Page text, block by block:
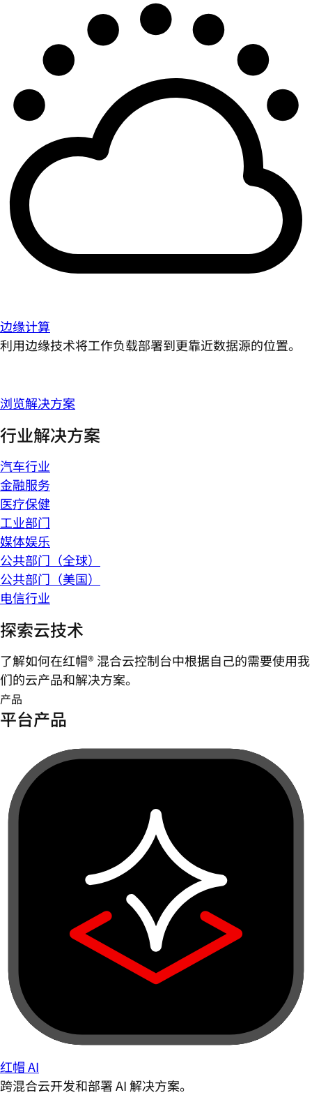
边缘计算
利用边缘技术将工作负载部署到更靠近数据源的位置。
浏览解决方案
行业解决方案
汽车行业
金融服务
医疗保健
工业部门
媒体娱乐
公共部门（全球）
公共部门（美国）
电信行业
探索云技术
了解如何在红帽® 混合云控制台中根据自己的需要使用我
们的云产品和解决方案。
产品
平台产品
红帽 AI
跨混合云开发和部署 AI 解决方案。